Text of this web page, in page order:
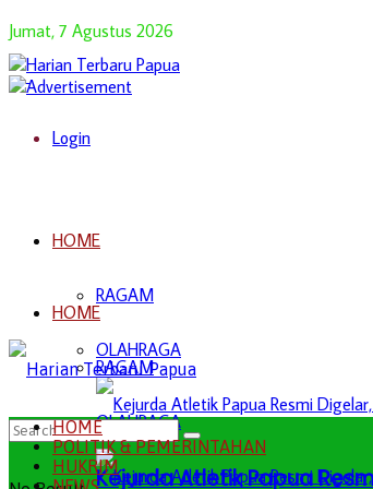
Jumat, 7 Agustus 2026
Login
HOME
RAGAM
OLAHRAGA
Kejurda Atletik Papua
HOME
RAGAM
OLAHRAGA
HOME
POLITIK & PEMERINTAHAN
HUKRIM